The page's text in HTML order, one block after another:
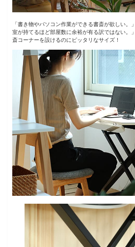
「書き物やパソコン作業ができる書斎が欲しい。
室が持てるほど部屋数に余裕が有る訳ではない。
斎コーナーを設けるのにピッタリなサイズ！